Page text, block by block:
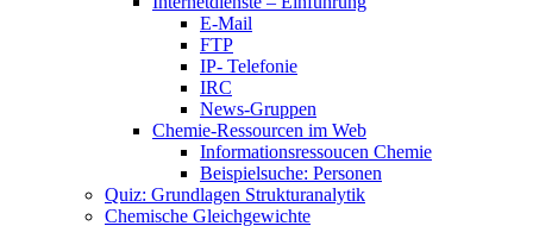
E-Mail
FTP
IP- Telefonie
IRC
News-Gruppen
Chemie-Ressourcen im Web
Informationsressoucen Chemie
Beispielsuche: Personen
Quiz: Grundlagen Strukturanalytik
Chemische Gleichgewichte